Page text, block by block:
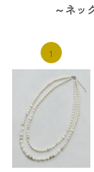
～ネッ
1